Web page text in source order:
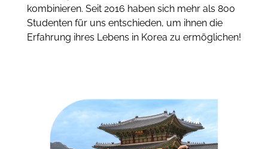
kombinieren. Seit 2016 haben sich mehr als 800
Studenten für uns entschieden, um ihnen die
Erfahrung ihres Lebens in Korea zu ermöglichen!